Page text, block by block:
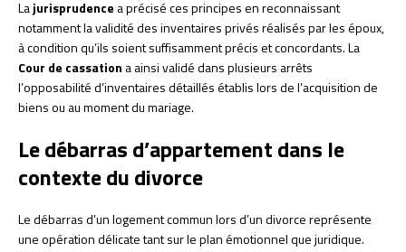
Lajurisprudence a précisé ces principes en reconnaissant
notamment la validité des inventaires privés réalisés par les époux,
à condition qu’ils soient suffisamment précis et concordants. La
Cour de cassation a ainsi validé dans plusieurs arrêts
l’opposabilité d’inventaires détaillés établis lors de l’acquisition de
biens ou au moment du mariage.
Le débarras d’appartement dans le
contexte du divorce
Le débarras d’un logement commun lors d’un divorce représente
une opération délicate tant sur le plan émotionnel que juridique.